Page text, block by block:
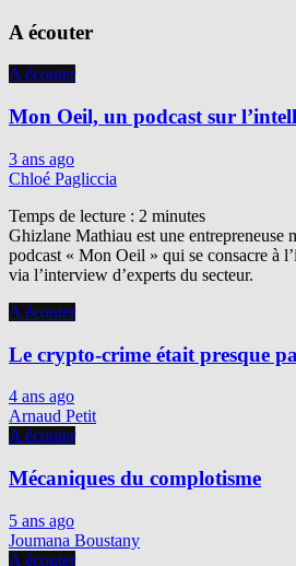
A écouter
A écouter
Mon Oeil, un podcast sur
3 ans ago
Chloé Pagliccia
Temps de lecture : 2 minutes
Ghizlane Mathiau est une entrepreneuse
podcast « Mon Oeil » qui se consacre à
via l’interview d’experts du secteur.
A écouter
Le crypto-crime était presque
4 ans ago
Arnaud Petit
A écouter
Mécaniques du complotisme
5 ans ago
Joumana Boustany
A écouter